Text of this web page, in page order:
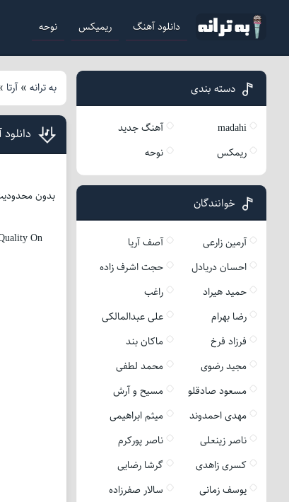
دانلود آهنگ ریمیکس نوحه
به ترانه»آرتا
بدون
On
دسته بندی
madahi
آهنگ جدید
ریمکس
نوحه
خوانندگان
آرمین زارعی
آصف آریا
احسان دریادل
حجت اشرف زاده
حمید هیراد
راغب
رضا بهرام
علی عبدالمالکی
فرزاد فرخ
ماکان بند
مجید رضوی
محمد لطفی
مسعود صادقلو
مسیح و آرش
مهدی احمدوند
میثم ابراهیمی
ناصر زینعلی
ناصر پورکرم
کسری زاهدی
گرشا رضایی
یوسف زمانی
سالار صفرزاده